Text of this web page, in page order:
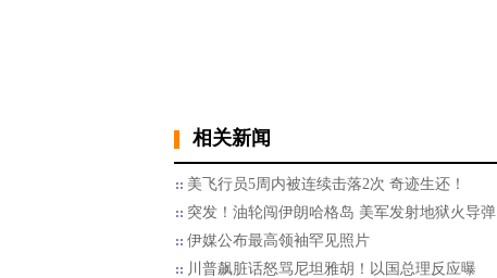
相关新闻
美飞行员5周内被连续击落2次 奇迹生还！
突发！油轮闯伊朗哈格岛 美军发射地狱火导弹
伊媒公布最高领袖罕见照片
川普飙脏话怒骂尼坦雅胡！以国总理反应曝